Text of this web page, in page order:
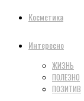
Косметика
Интересно
ЖИЗНЬ
ПОЛЕЗНО
ПОЗИТИВ